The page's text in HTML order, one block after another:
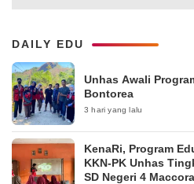
DAILY EDU
Unhas Awali
Bontorea
3 hari yang lalu
KenaRi, Program
KKN-PK Unhas
SD Negeri 4